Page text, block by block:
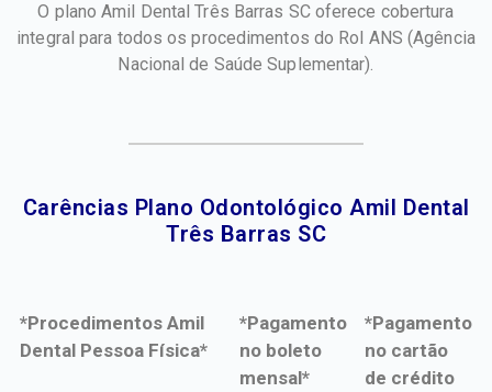
O plano Amil Dental Três Barras SC oferece cobertura
integral para todos os procedimentos do Rol ANS (Agência
Nacional de Saúde Suplementar).
Carências Plano Odontológico Amil Dental
Três Barras SC​
*Procedimentos Amil
Dental Pessoa Física*
*Pagamento
no boleto
mensal*
*Pagamento
no cartão
de crédito